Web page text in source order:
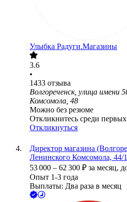
Улыбка Радуги.Магазины
3.6
•
1433 отзыва
Волгореченск, улица имени
Комсомола, 48
Можно без резюме
Откликнитесь среди первых
Откликнуться
Директор магазина
Ленинского Комсомола, 44/
53 000 – 62 300 ₽ за месяц,
Опыт 1-3 года
Выплаты: Два раза в месяц